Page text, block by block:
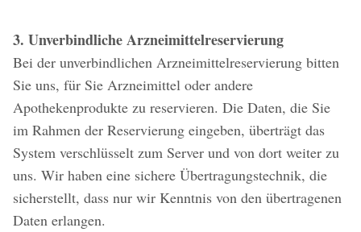
3. Unverbindliche Arzneimittelreservierung
Bei der unverbindlichen Arzneimittelreservierung bitten
Sie uns, für Sie Arzneimittel oder andere
Apothekenprodukte zu reservieren. Die Daten, die Sie
im Rahmen der Reservierung eingeben, überträgt das
System verschlüsselt zum Server und von dort weiter zu
uns. Wir haben eine sichere Übertragungstechnik, die
sicherstellt, dass nur wir Kenntnis von den übertragenen
Daten erlangen.